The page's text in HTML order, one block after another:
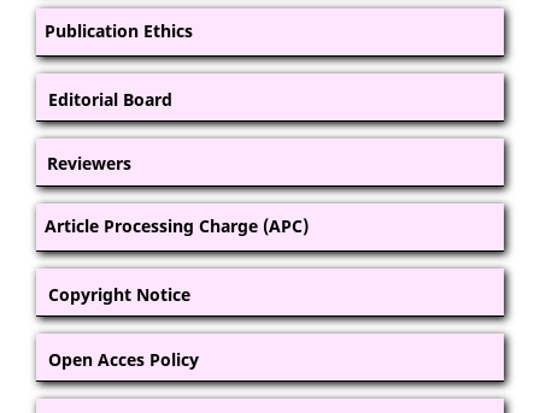
Publication Ethics
Editorial Board
Reviewers
Article Processing Charge (APC)
Copyright Notice
Open Acces Policy